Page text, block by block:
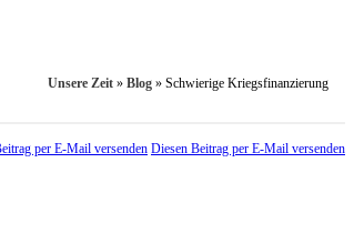
Unsere Zeit » Blog » Schwierige Kriegsfinanzierung
Diesen Beitrag per E-Mail versenden